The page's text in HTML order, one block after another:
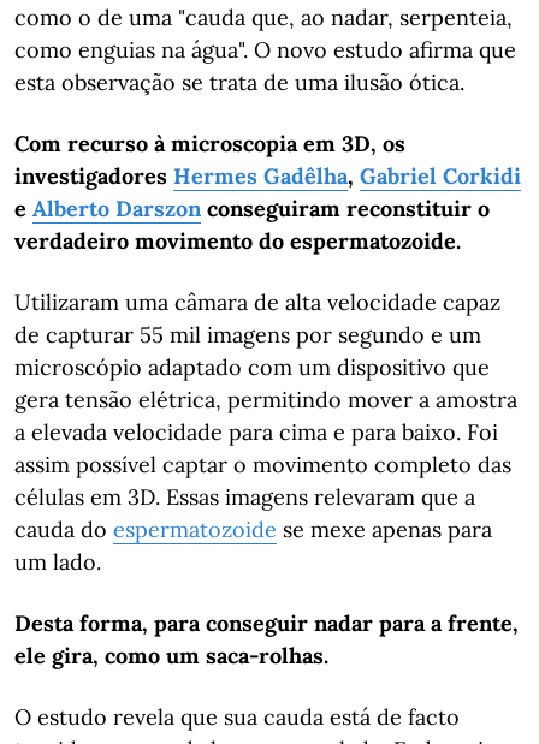
como o de uma "cauda que, ao nadar, serpenteia,
como enguias na água". O novo estudo afirma que
esta observação se trata de uma ilusão ótica.
Com recurso à microscopia em 3D, os
investigadores Hermes Gadêlha, Gabriel Corkidi
e Alberto Darszon conseguiram reconstituir o
verdadeiro movimento do espermatozoide.
Utilizaram uma câmara de alta velocidade capaz
de capturar 55 mil imagens por segundo e um
microscópio adaptado com um dispositivo que
gera tensão elétrica, permitindo mover a amostra
a elevada velocidade para cima e para baixo. Foi
assim possível captar o movimento completo das
células em 3D. Essas imagens relevaram que a
cauda do espermatozoide se mexe apenas para
um lado.
Desta forma, para conseguir nadar para a frente,
ele gira, como um saca-rolhas.
O estudo revela que sua cauda está de facto